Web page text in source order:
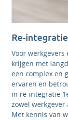
Re-
Voor
krijgen met
een complex en
ervaren en
in re-integratie
zowel
Met kennis van